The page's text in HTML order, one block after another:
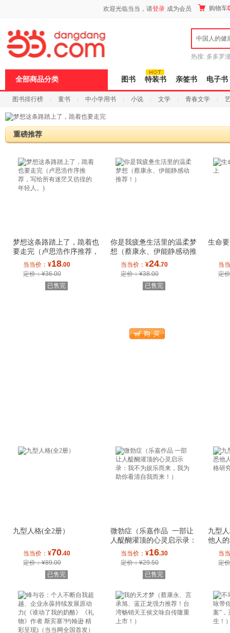
欢迎光临当当，请登录 成为会员 购物车
中国人的健
热搜: 多多罗
全部商品分类 图书 特装书 亲签书 电子书
图书排行榜 童书 中小学用书 小说 文学 青春文学
科技 进口原版 电子书
重磅推荐
梦想这条路踏上了，跪着也
要走完（卢思浩作序推荐，
写给所有迷茫
当当价： ¥18.00
定价：¥36.00
已售完
你是我疲惫生活里的温柔梦
想（蔡康永、伊能静感动推
荐！）
当当价： ¥24.70
定价：¥38.00
已售完
生命
当
定
九型人格(全2册）
当当价： ¥70.40
定价：¥89.00
已售完
微勃症（乐嘉作品 一部让
人醍醐灌顶的心灵启示录：
我不为娱乐而
当当价： ¥16.30
定价：¥29.50
已售完
九型
他人
研究
当
定
页
Ctrl
浪